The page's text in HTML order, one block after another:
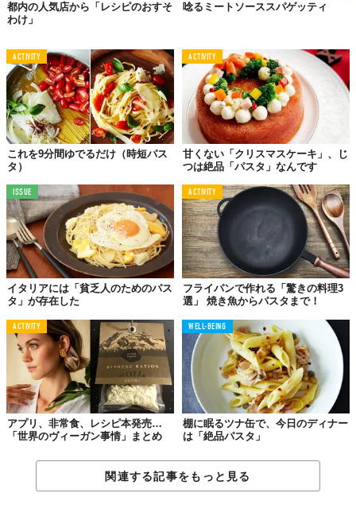
©Food Creative Factory
「貧乏人の」なんて名前の割には卵は2つ、チーズもたっぷり使う
「
」。イタリアの独身男性が気軽に
つくるようなパスタで、レストランで提供されることはめったに
ありません。
いわばイタリア版TKGならぬTKP（卵かけパスタ）。「冷蔵庫に
卵しかない！」なんてときに役立つレシピです。
▶︎詳しいレシピはこちらから＞＞＞
衝撃……
ピンク色のヘルシーパスタ
都内の人気店から「レシピのおすそ
わけ」
唸るミートソーススパゲッティ
ACTIVITY
これを9分間ゆでるだけ（時短パス
タ）
ACTIVITY
甘くない「クリスマスケーキ」、じ
つは絶品「パスタ」なんです
ISSUE
イタリアには「貧乏人のためのパス
タ」が存在した
ACTIVITY
フライパンで作れる「驚きの料理3
選」 焼き魚からパスタまで！
ACTIVITY
アプリ、非常食、レシピ本発売…
「世界のヴィーガン事情」まとめ
WELL-BEING
棚に眠るツナ缶で、今日のディナー
は「絶品パスタ」
関連する記事をもっと見る